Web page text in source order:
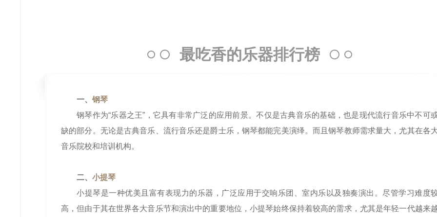
最吃香的乐器排行榜
一、 钢琴
钢琴作为“乐器之王”，它具有非常广泛的应用前景。不仅是古典音乐的基础，也是现代流行音乐中不可
缺的部分。无论是古典音乐、流行音乐还是爵士乐，钢琴都能完美演绎。而且钢琴教师需求量大，尤其在各
音乐院校和培训机构。
二、 小提琴
小提琴是一种优美且富有表现力的乐器，广泛应用于交响乐团、室内乐以及独奏演出。尽管学习难度
高，但由于其在世界各大音乐节和演出中的重要地位，小提琴始终保持着较高的需求，尤其是年轻一代越来